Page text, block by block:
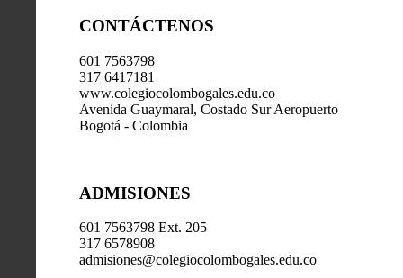
CONTÁCTENOS
601 7563798
317 6417181
www.colegiocolombogales.edu.co
Avenida Guaymaral, Costado Sur Aeropuerto
Bogotá - Colombia
ADMISIONES
601 7563798 Ext. 205
317 6578908
admisiones@colegiocolombogales.edu.co